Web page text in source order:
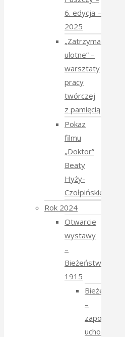
6. edycja –
2025
„Zatrzymać
ulotne” –
warsztaty
pracy
twórczej
z pamięcią
Pokaz
filmu
„Doktor”
Beaty
Hyży-
Czołpińskiej
Rok 2024
Otwarcie
wystawy
–
Bieżeństwo
1915
Bieżeństwo
–
zapomniane
uchodźstwo